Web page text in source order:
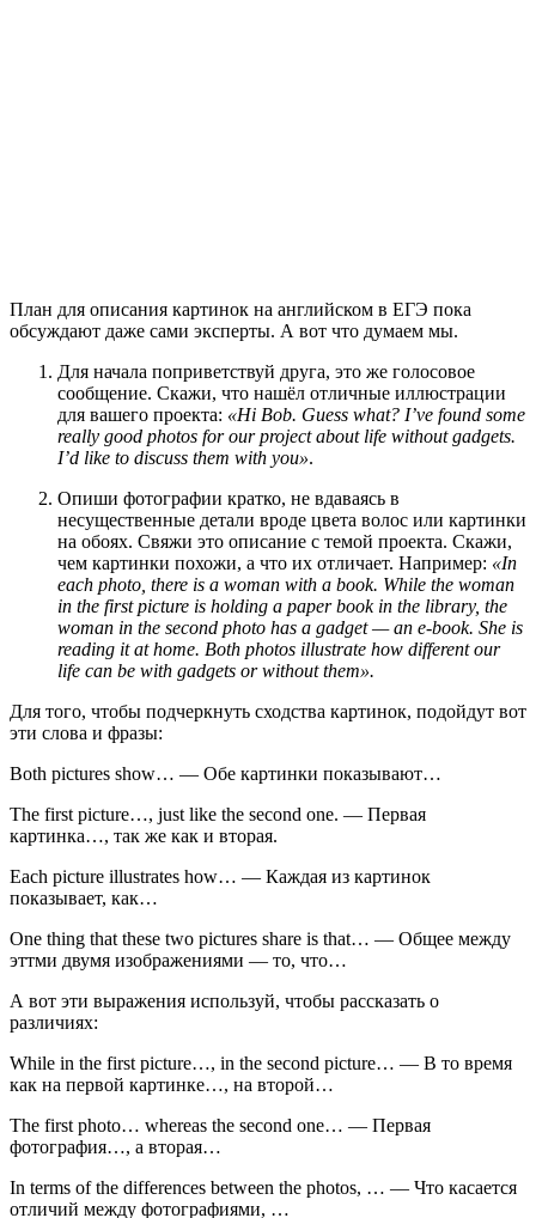
План для описания картинок на английском в ЕГЭ пока
обсуждают даже сами эксперты. А вот что думаем мы.
Для начала поприветствуй друга, это же голосовое
сообщение. Скажи, что нашёл отличные иллюстрации
для вашего проекта: «Hi Bob. Guess what? I’ve found some
really good photos for our project about life without gadgets.
I’d like to discuss them with you».
Опиши фотографии кратко, не вдаваясь в
несущественные детали вроде цвета волос или картинки
на обоях. Свяжи это описание с темой проекта. Скажи,
чем картинки похожи, а что их отличает. Например: «In
each photo, there is a woman with a book. While the woman
in the first picture is holding a paper book in the library, the
woman in the second photo has a gadget — an e-book. She is
reading it at home. Both photos illustrate how different our
life can be with gadgets or without them».
Для того, чтобы подчеркнуть сходства картинок, подойдут вот
эти слова и фразы:
Both pictures show… — Обе картинки показывают…
The first picture…, just like the second one. — Первая
картинка…, так же как и вторая.
Each picture illustrates how… — Каждая из картинок
показывает, как…
One thing that these two pictures share is that… — Общее между
эттми двумя изображениями — то, что…
А вот эти выражения используй, чтобы рассказать о
различиях:
While in the first picture…, in the second picture… — В то время
как на первой картинке…, на второй…
The first photo… whereas the second one… — Первая
фотография…, а вторая…
In terms of the differences between the photos, … — Что касается
отличий между фотографиями, …